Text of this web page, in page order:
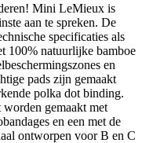
Mini LeMieux is
aan te spreken. De
specificaties als
100% natuurlijke bamboe
en
pads zijn gemaakt
polka dot binding.
gemaakt met
en een met de
ontworpen voor B en C